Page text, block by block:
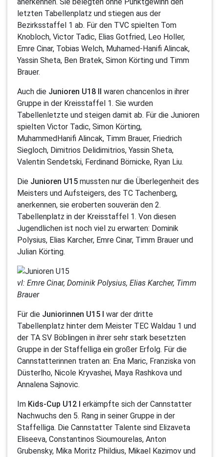
letzten Tabellenplatz und stiegen aus der
Bezirksstaffel 1 ab. Für den TVC spielten Tom
Knobloch, Victor Tadic, Elias Gotfried, Leo Holler,
Emre Cinar, Tobias Welch, Muhamed-Hanifi Alincak,
Yassin Sheta, Ben Bratek, Simon Körting und Timm
Brauer.
Auch die Junioren U18 II waren chancenlos in ihrer
Gruppe in der Kreisstaffel 1. Sie wurden
Tabellenletzte und steigen damit ab. Für die Junioren
spielten Victor Tadic, Simon Körting,
MuhammedHanifi Alincak, Timm Brauer, Friedrich
Siegloch, Dimitrios Delidimitrios, Yassin Sheta,
Valentin Sendetski, Ferdinand Börnicke, Ryan Liu.
Die Junioren U15 mussten nur die Überlegenheit des
Meisters und Aufsteigers, des TC Tachenberg,
anerkennen, sie eroberten souverän den 2.
Tabellenplatz in der Kreisstaffel 1. Von diesen
Jugendlichen ist noch viel zu erwarten: Dominik
Polysius, Elias Karcher, Emre Cinar, Timm Brauer und
Julian Körting.
vl: Emre Cinar, Dominik Polysius, Elias Karcher, Timm
Brauer
Für die Juniorinnen U15 I war der dritte
Tabellenplatz hinter dem Meister TEC Waldau 1 und
der TA SV Böblingen in ihrer sehr stark besetzten
Gruppe in der Staffelliga ein großer Erfolg. Für die
Cannstatterinnen traten an: Ena Maric, Franziska von
Düsterlho, Nicole Kryvashei, Maya Rashkova und
Annalena Sajnovic.
Im Kids-Cup U12 I erkämpfte sich der Cannstatter
Nachwuchs den 5. Rang in seiner Gruppe in der
Staffelliga. Die Cannstatter Talente sind Elizaveta
Eliseeva, Constantinos Sioumourelas, Anton
Grubensky, Mika Moritz Phildius, Mikael Kazimov und